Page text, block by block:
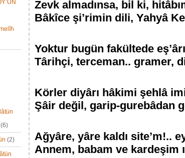
(6)
(2)
Zevk almadınsa, bil ki,
Bâkîce şi’rimin dili, Yahyâ
Yoktur bugün fakültede
Târihçi, terceman.. gramer,
Körler diyârı hâkimi şehlâ
Şâir değil, garip-gurebâdan
Ağyâre, yâre kaldı site’m!..
Annem, babam ve kardeşim